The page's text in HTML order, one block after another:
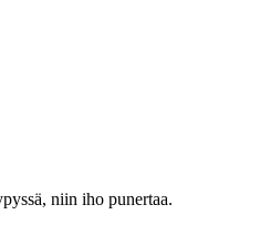
niin iho punertaa.